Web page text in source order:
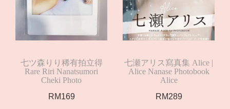
七ツ森りり稀有拍立得
Rare Riri Nanatsumori
Cheki Photo
RM169
七瀬アリス寫真集 Alice |
Alice Nanase Photobook
Alice
RM289